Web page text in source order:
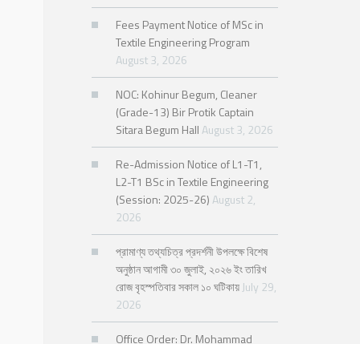
Fees Payment Notice of MSc in
Textile Engineering Program
August 3, 2026
NOC: Kohinur Begum, Cleaner
(Grade-13) Bir Protik Captain
Sitara Begum HallAugust 3, 2026
Re-Admission Notice of L1-T1,
L2-T1 BSc in Textile Engineering
(Session: 2025-26)August 2,
2026
প্রামাণ্য তথ্যচিত্র প্রদর্শনী উপলক্ষে বিশেষ
অনুষ্ঠান আগামী ৩০ জুলাই, ২০২৬ ইং তারিখ
রোজ বৃহস্পতিবার সকাল ১০ ঘটিকায় July 29,
2026
Office Order: Dr. Mohammad